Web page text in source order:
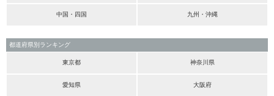
中国・四国 九州・沖縄
都道府県別ランキング
東京都 神奈川県
愛知県 大阪府